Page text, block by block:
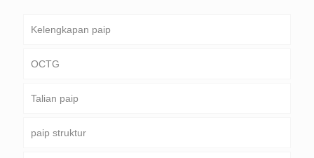
Kelengkapan paip
OCTG
Tiub & sarung
Paip gerudi
Talian paip
saluran paip biasa
paip struktur